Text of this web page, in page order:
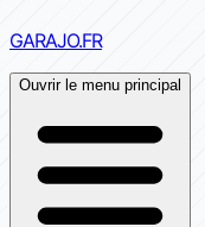
GARAJO.FR
Ouvrir le menu principal